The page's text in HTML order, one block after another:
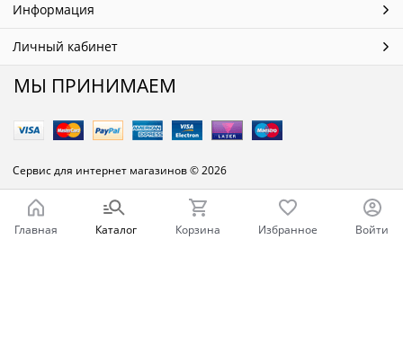
Информация
Личный кабинет
МЫ ПРИНИМАЕМ
Сервис для интернет магазинов© 2026
Главная Каталог Корзина Избранное Войти